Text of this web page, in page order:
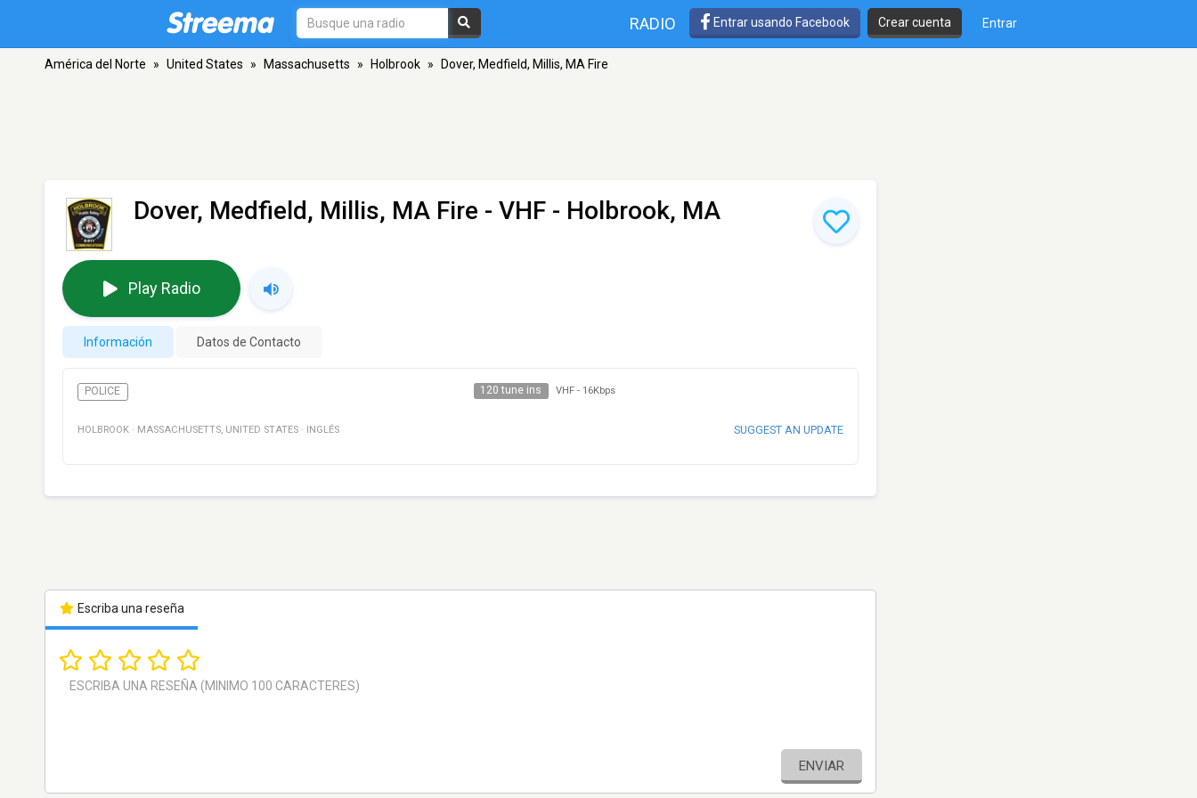
RADIO Entrar usando Facebook Crear cuenta Entrar
América del Norte » United States » Massachusetts » Holbrook » Dover, Medfield, Millis, MA Fire
Dover, Medfield, Millis, MA Fire - VHF - Holbrook, MA
Play Radio
Información Datos de Contacto
POLICE 120 tune ins VHF - 16Kbps
HOLBROOK · MASSACHUSETTS, UNITED STATES · INGLÉS SUGGEST AN UPDATE
Escriba una reseña
ENVIAR